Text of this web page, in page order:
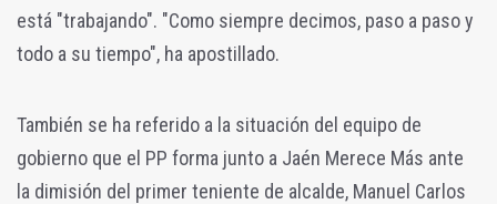
está "trabajando". "Como siempre decimos, paso a paso y
todo a su tiempo", ha apostillado.
También se ha referido a la situación del equipo de
gobierno que el PP forma junto a Jaén Merece Más ante
la dimisión del primer teniente de alcalde, Manuel Carlos